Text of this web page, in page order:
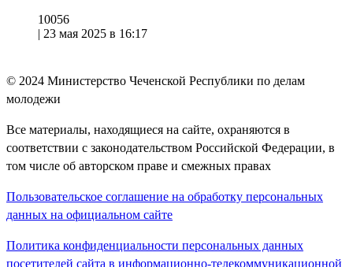
10056
| 23 мая 2025 в 16:17
© 2024 Министерство Чеченской Республики по делам
молодежи
Все материалы, находящиеся на сайте, охраняются в
соответствии с законодательством Российской Федерации, в
том числе об авторском праве и смежных правах
Пользовательское соглашение на обработку персональных
данных на официальном сайте
Политика конфиденциальности персональных данных
посетителей сайта в информационно-телекоммуникационной